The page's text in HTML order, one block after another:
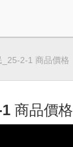
_25-2-1 商品價格
商品價格